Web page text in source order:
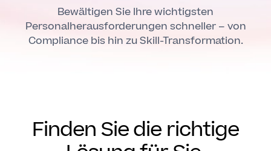
Bewältigen Sie Ihre wichtigsten
Personalherausforderungen schneller – von
Compliance bis hin zu Skill-Transformation.
Finden Sie die richtige